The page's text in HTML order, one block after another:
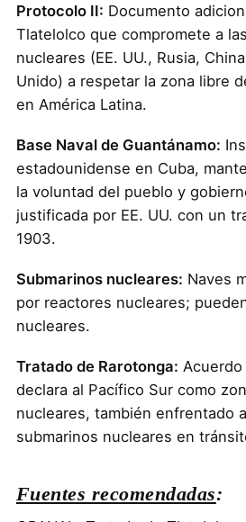
Protocolo II: Documento
Tlatelolco que compromete a
nucleares (EE. UU., Rusia,
Unido) a respetar la zona libre
en América Latina.
Base Naval de Guantánamo:
estadounidense en Cuba,
la voluntad del pueblo y
justificada por EE. UU. con un
1903.
Submarinos nucleares: Naves
por reactores nucleares;
nucleares.
Tratado de Rarotonga:
declara al Pacífico Sur como
nucleares, también enfrentado
submarinos nucleares en
Fuentes recomendadas: